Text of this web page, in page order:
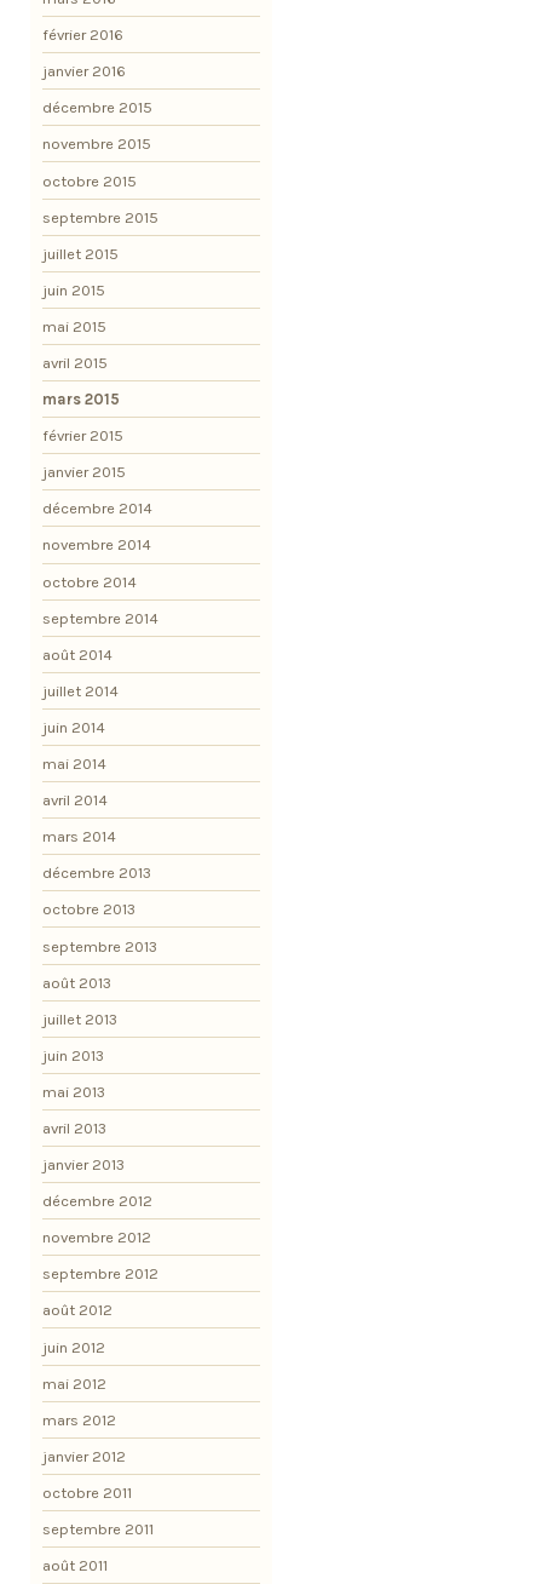
février 2016
janvier 2016
décembre 2015
novembre 2015
octobre 2015
septembre 2015
juillet 2015
juin 2015
mai 2015
avril 2015
mars 2015
février 2015
janvier 2015
décembre 2014
novembre 2014
octobre 2014
septembre 2014
août 2014
juillet 2014
juin 2014
mai 2014
avril 2014
mars 2014
décembre 2013
octobre 2013
septembre 2013
août 2013
juillet 2013
juin 2013
mai 2013
avril 2013
janvier 2013
décembre 2012
novembre 2012
septembre 2012
août 2012
juin 2012
mai 2012
mars 2012
janvier 2012
octobre 2011
septembre 2011
août 2011